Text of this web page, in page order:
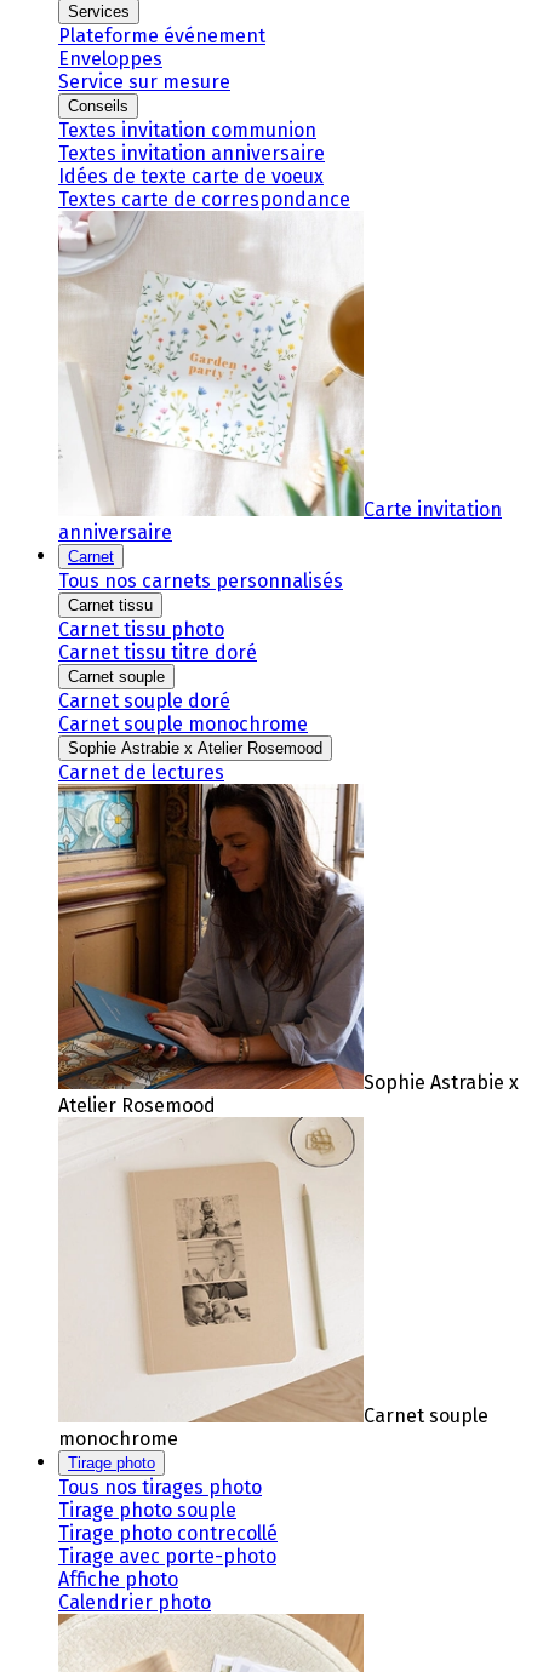
Services
Plateforme événement
Enveloppes
Service sur mesure
Conseils
Textes invitation communion
Textes invitation anniversaire
Idées de texte carte de voeux
Textes carte de correspondance
Carte invitation
anniversaire
Carnet
Tous nos carnets personnalisés
Carnet tissu
Carnet tissu photo
Carnet tissu titre doré
Carnet souple
Carnet souple doré
Carnet souple monochrome
Sophie Astrabie x Atelier Rosemood
Carnet de lectures
Sophie Astrabie x
Atelier Rosemood
Carnet souple
monochrome
Tirage photo
Tous nos tirages photo
Tirage photo souple
Tirage photo contrecollé
Tirage avec porte-photo
Affiche photo
Calendrier photo